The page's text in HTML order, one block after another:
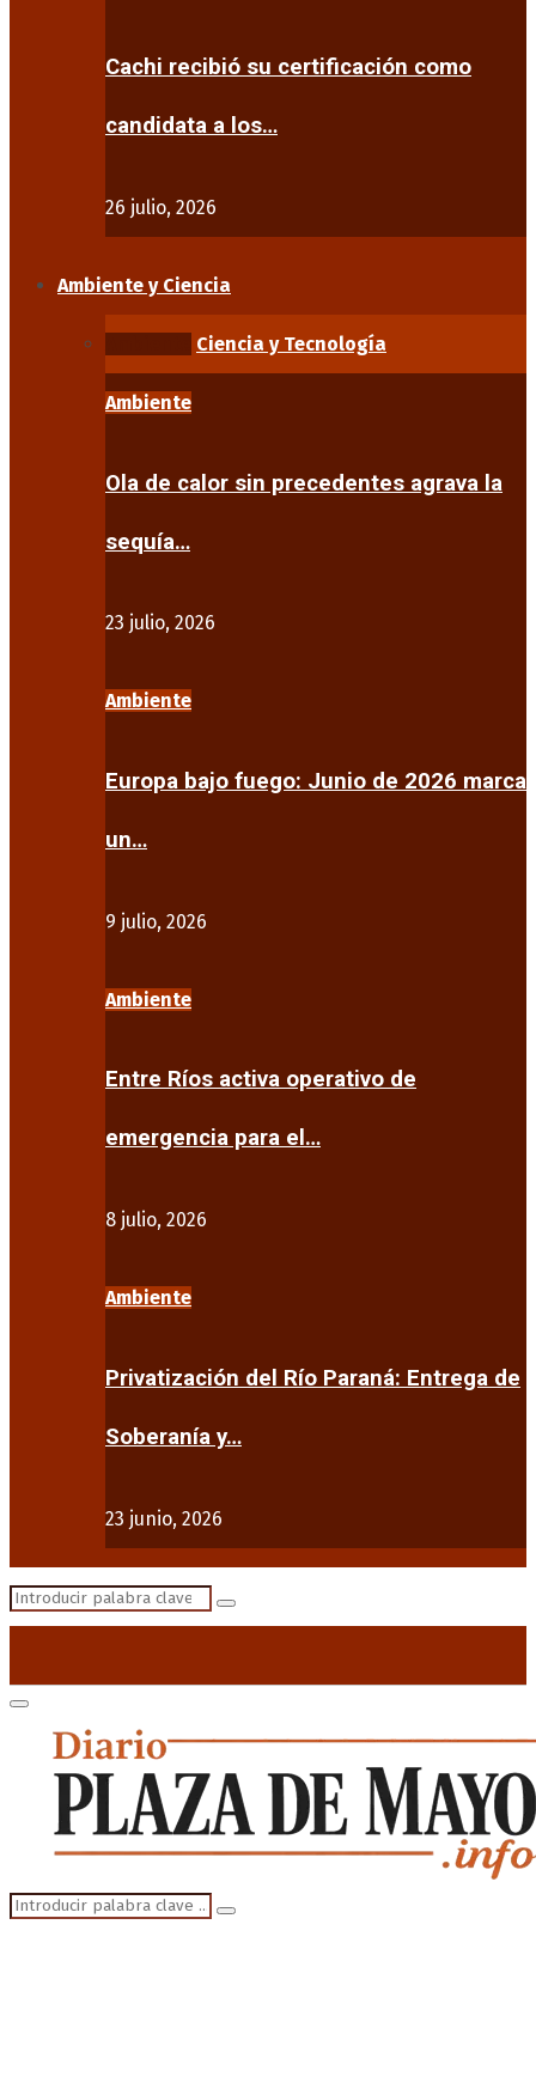
Cachi recibió su certificación como
candidata a los…
26 julio, 2026
Ambiente y Ciencia
Ciencia y Tecnología
Ambiente
Ola de calor sin precedentes agrava la
sequía…
23 julio, 2026
Ambiente
Europa bajo fuego: Junio de 2026 marca
un…
9 julio, 2026
Ambiente
Entre Ríos activa operativo de
emergencia para el…
8 julio, 2026
Ambiente
Privatización del Río Paraná: Entrega de
Soberanía y…
23 junio, 2026
Search
Search
Primary
Menu
Search
for:
Search